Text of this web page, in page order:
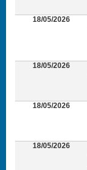
18/05/2026
18/05/2026
18/05/2026
18/05/2026